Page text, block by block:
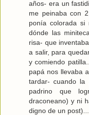
años- era un
me peinaba con
ponía colorada si
dónde las
risa- que
a salir, para
y comiendo
papá nos llevaba
tardar- cuando la
padrino que
draconeano) y ni
digno de un post)....